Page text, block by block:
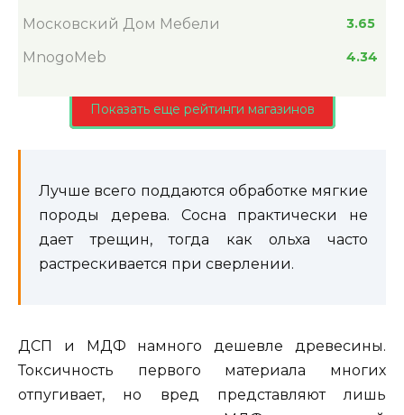
Московский Дом Мебели 3.65
MnogoMeb 4.34
Показать еще рейтинги магазинов
Лучше всего поддаются обработке мягкие
породы дерева. Сосна практически не
дает трещин, тогда как ольха часто
растрескивается при сверлении.
ДСП и МДФ намного дешевле древесины.
Токсичность первого материала многих
отпугивает, но вред представляют лишь